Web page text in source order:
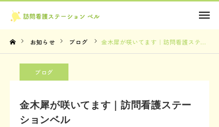
お知らせ ブログ 金木犀が咲いてます｜訪問看護ステーションベル
ブログ
金木犀が咲いてます｜訪問看護ステー
ションベル
お問い合わせ
TOP
サービス内容